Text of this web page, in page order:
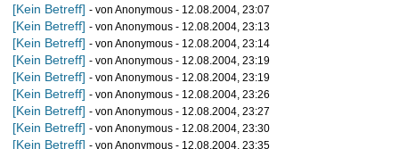
[Kein Betreff] - von Anonymous - 12.08.2004, 23:07
[Kein Betreff] - von Anonymous - 12.08.2004, 23:13
[Kein Betreff] - von Anonymous - 12.08.2004, 23:14
[Kein Betreff] - von Anonymous - 12.08.2004, 23:19
[Kein Betreff] - von Anonymous - 12.08.2004, 23:19
[Kein Betreff] - von Anonymous - 12.08.2004, 23:26
[Kein Betreff] - von Anonymous - 12.08.2004, 23:27
[Kein Betreff] - von Anonymous - 12.08.2004, 23:30
[Kein Betreff] - von Anonymous - 12.08.2004, 23:35